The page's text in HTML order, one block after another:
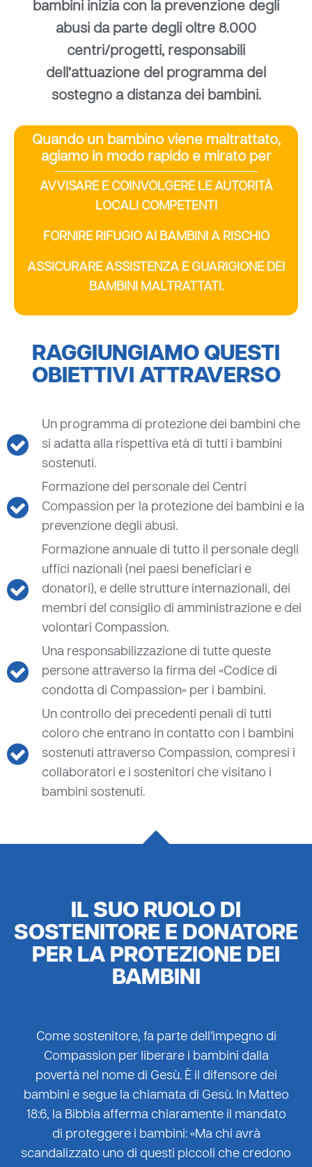
bambini inizia con la prevenzione degli
abusi da parte degli oltre 8.000
centri/progetti, responsabili
dell’attuazione del programma del
sostegno a distanza dei bambini.
Quando un bambino viene maltrattato,
agiamo in modo rapido e mirato per
AVVISARE E COINVOLGERE LE AUTORITÀ
LOCALI COMPETENTI
FORNIRE RIFUGIO AI BAMBINI A RISCHIO
ASSICURARE ASSISTENZA E GUARIGIONE DEI
BAMBINI MALTRATTATI.
RAGGIUNGIAMO QUESTI
OBIETTIVI ATTRAVERSO
Un programma di protezione dei bambini che
si adatta alla rispettiva età di tutti i bambini
sostenuti.
Formazione del personale dei Centri
Compassion per la protezione dei bambini e la
prevenzione degli abusi.
Formazione annuale di tutto il personale degli
uffici nazionali (nei paesi beneficiari e
donatori), e delle strutture internazionali, dei
membri del consiglio di amministrazione e dei
volontari Compassion.
Una responsabilizzazione di tutte queste
persone attraverso la firma del «Codice di
condotta di Compassion» per i bambini.
Un controllo dei precedenti penali di tutti
coloro che entrano in contatto con i bambini
sostenuti attraverso Compassion, compresi i
collaboratori e i sostenitori che visitano i
bambini sostenuti.
IL SUO RUOLO DI
SOSTENITORE E DONATORE
PER LA PROTEZIONE DEI
BAMBINI
Come sostenitore, fa parte dell’impegno di
Compassion per liberare i bambini dalla
povertà nel nome di Gesù. È il difensore dei
bambini e segue la chiamata di Gesù. In Matteo
18:6, la Bibbia afferma chiaramente il mandato
di proteggere i bambini: «Ma chi avrà
scandalizzato uno di questi piccoli che credono